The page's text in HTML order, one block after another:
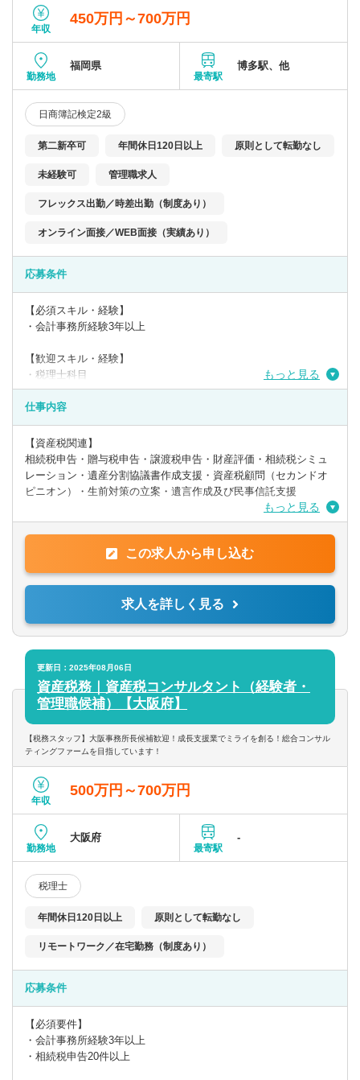
年収
450万円～700万円
勤務地
福岡県
最寄駅
博多駅、他
日商簿記検定2級
第二新卒可 年間休日120日以上 原則として転勤なし
未経験可 管理職求人
フレックス出勤／時差出勤（制度あり）
オンライン面接／WEB面接（実績あり）
応募条件
【必須スキル・経験】
・会計事務所経験3年以上
【歓迎スキル・経験】
・税理士科目
・税理士資格
・相続税申告10件以上
求める人物像
●何事にも明るく前向きに捉えることができる方
●主体的に自ら考え行動できる方
●目標に向かって努力できる方
●周りの方へ思いやりを持って接することができる方
もっと見る
仕事内容
【資産税関連】
相続税申告・贈与税申告・譲渡税申告・財産評価・相続税シミュ
レーション・遺産分割協議書作成支援・資産税顧問（セカンドオ
ピニオン）・生前対策の立案・遺言作成及び民事信託支援
【事業承継・組織再編】
株価算定・事業承継対策の立案及び実行支援・組織再編税制・事
業承継顧問（セカンドオピニオン）・HDカンパニーの活用支援・
M&A実行支援・DD（デューデリジェンス）・バリュエーション
会計税務相談・各種申告書作成・経営サポート・事業計画策定支
援・融資サポート・税務調査の立ち合い・税務リスクアドバイ
ス・財務アドバイス・会社設立支援
もっと見る
この求人から申し込む
求人を詳しく見る
更新日：2025年08月06日
資産税務｜資産税コンサルタント（経験者・
管理職候補）【大阪府】
【税務スタッフ】大阪事務所長候補歓迎！成長支援業でミライを創る！総合コンサル
ティングファームを目指しています！
年収
500万円～700万円
勤務地
大阪府
最寄駅
-
税理士
年間休日120日以上 原則として転勤なし
リモートワーク／在宅勤務（制度あり）
応募条件
【必須要件】
・会計事務所経験3年以上
・相続税申告20件以上